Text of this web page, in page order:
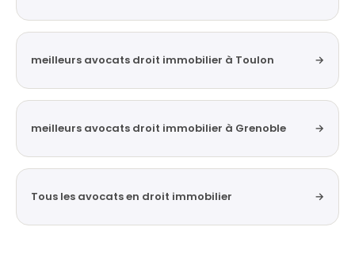
meilleurs avocats droit immobilier à Toulon →
meilleurs avocats droit immobilier à Grenoble →
Tous les avocats en droit immobilier →